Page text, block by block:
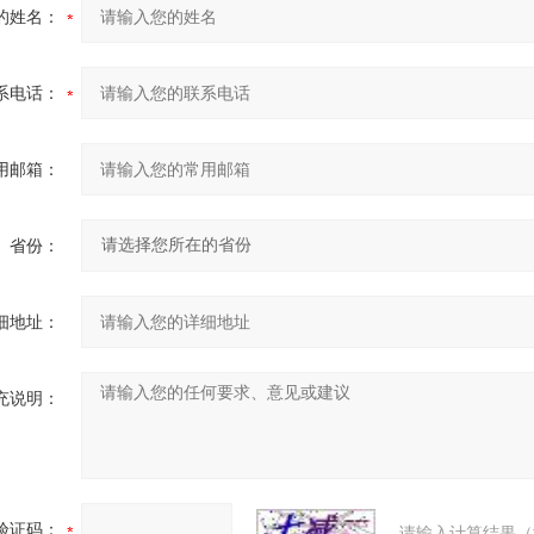
姓名：
电话：
邮箱：
省份：
地址：
说明：
证码：